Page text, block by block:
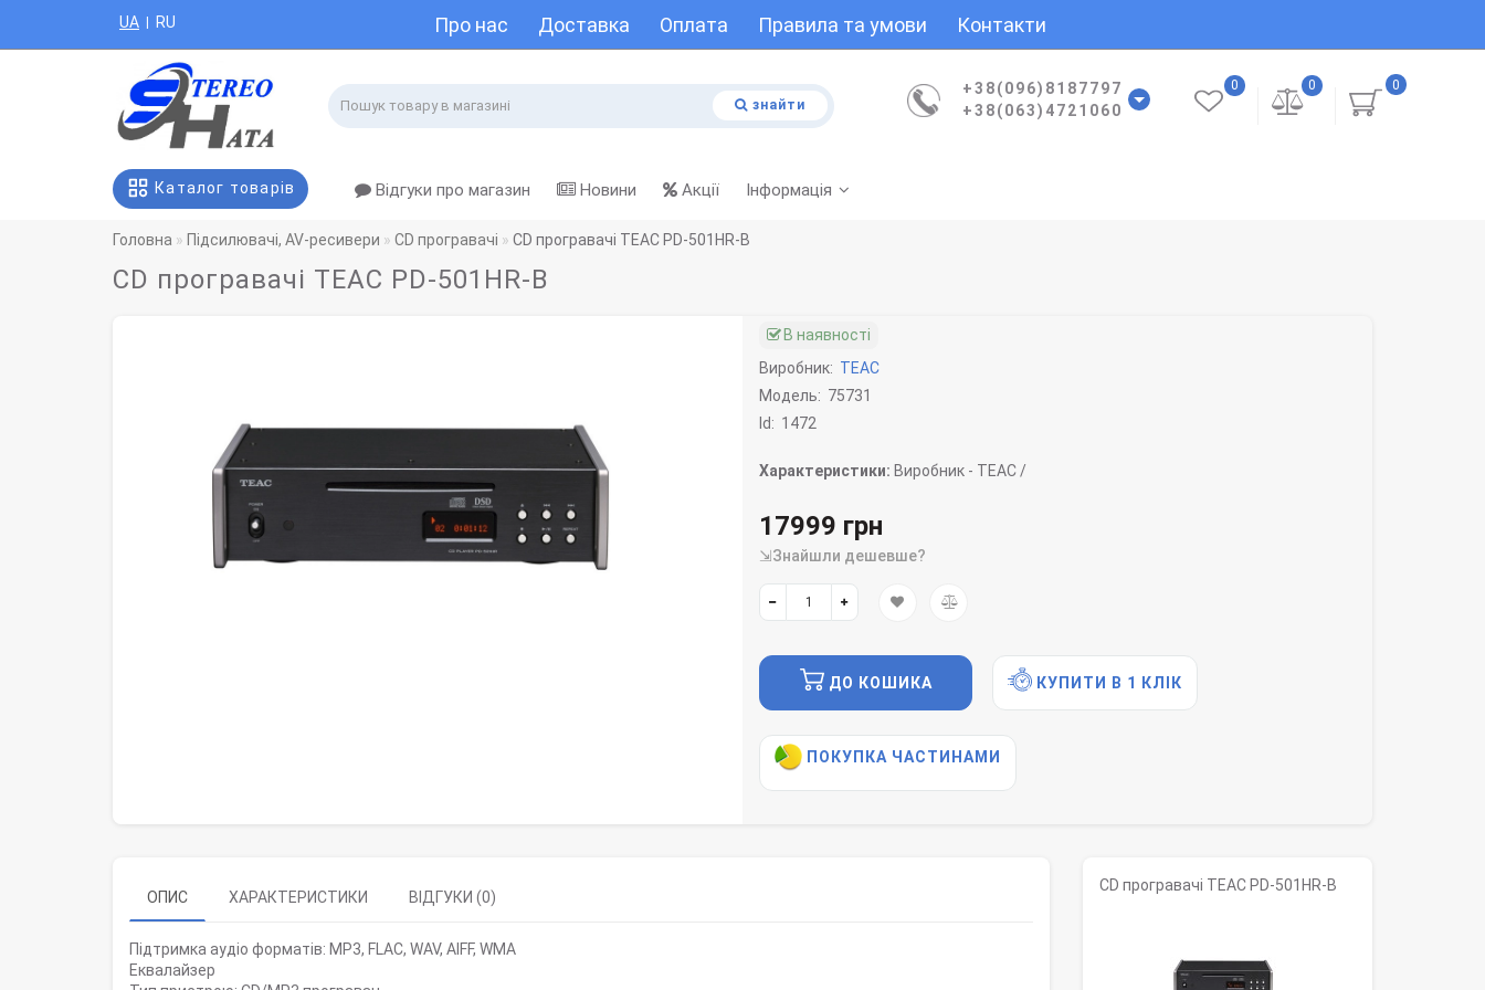
Про нас Доставка Оплата Правила та умови Контакти
UA | RU
знайти
+38(096)8187797
+38(063)4721060
0
0
0
Каталог товарів Відгуки про магазин Новини Акції Інформація
Головна Підсилювачі, AV-ресивери CD програвачі CD програвачі TEAC PD-501HR-B
CD програвачі TEAC PD-501HR-B
В наявності
Виробник: TEAC
Модель: 75731
Id: 1472
Характеристики: Виробник - TEAC /
17999 грн
⇲Знайшли дешевше?
ДО КОШИКА КУПИТИ В 1 КЛІК
ПОКУПКА ЧАСТИНАМИ
ОПИС ХАРАКТЕРИСТИКИ ВІДГУКИ (0)
Підтримка аудіо форматів: MP3, FLAC, WAV, AIFF, WMA
Еквалайзер
CD програвачі TEAC PD-501HR-B